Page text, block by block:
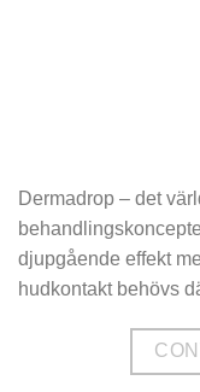
Dermadrop – det
djupgående effekt
hudkontakt behövs